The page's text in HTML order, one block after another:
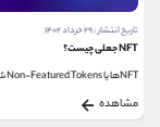
تاریخ انتشار : ۶ خرداد ۱۴۰۰
آموزش خرید و فروش ارز دیجیتال ICP
برای آموزش خرید و فروش ارز دیجیتال ICP تا پایان...
مشاهده